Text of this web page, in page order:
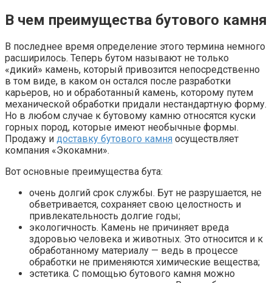
В чем преимущества бутового камня
В последнее время определение этого термина немного
расширилось. Теперь бутом называют не только
«дикий» камень, который привозится непосредственно
в том виде, в каком он остался после разработки
карьеров, но и обработанный камень, которому путем
механической обработки придали нестандартную форму.
Но в любом случае к бутовому камню относятся куски
горных пород, которые имеют необычные формы.
Продажу и доставку бутового камня осуществляет
компания «Экокамни».
Вот основные преимущества бута:
очень долгий срок службы. Бут не разрушается, не
обветривается, сохраняет свою целостность и
привлекательность долгие годы;
экологичность. Камень не причиняет вреда
здоровью человека и животных. Это относится и к
обработанному материалу — ведь в процессе
обработки не применяются химические вещества;
эстетика. С помощью бутового камня можно